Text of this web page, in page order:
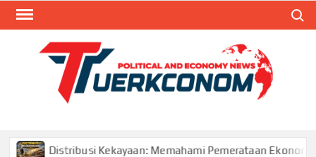
Skip
Distribusi Kekayaan: Memahami Pemerataan Ekonomi dan